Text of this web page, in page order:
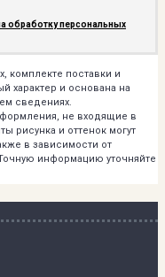
обработку персональных
комплекте поставки и
характер и основана на
сведениях.
не входящие в
рисунка и оттенок могут
в зависимости от
информацию уточняйте